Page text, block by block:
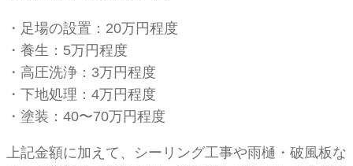
・足場の設置：20万円程度
・養生：5万円程度
・高圧洗浄：3万円程度
・下地処理：4万円程度
・塗装：40〜70万円程度
上記金額に加えて、シーリング工事や雨樋・破風板な